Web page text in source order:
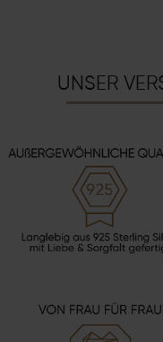
UNSER